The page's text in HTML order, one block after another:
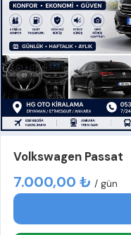
Volkswagen Passat
7.000,00 ₺ / gün